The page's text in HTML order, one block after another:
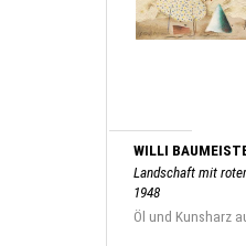
WILLI
Landschaft mit
1948
Öl und Kunsharz